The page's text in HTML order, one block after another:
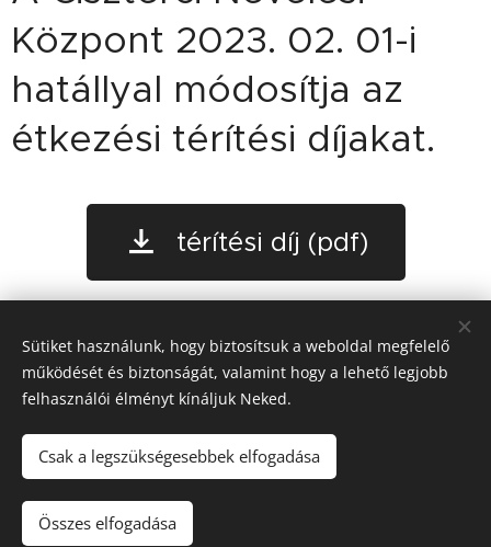
Központ 2023. 02. 01-i
hatállyal módosítja az
étkezési térítési díjakat.
térítési díj (pdf)
© 2025 Szent Margit Ciszterci Óvoda, Általános Iskola,
Alapfokú Művészeti Iskola és Kollégium
Sütiket használunk, hogy biztosítsuk a weboldal megfelelő
működését és biztonságát, valamint hogy a lehető legjobb
felhasználói élményt kínáljuk Neked.
Csak a legszükségesebbek elfogadása
Összes elfogadása